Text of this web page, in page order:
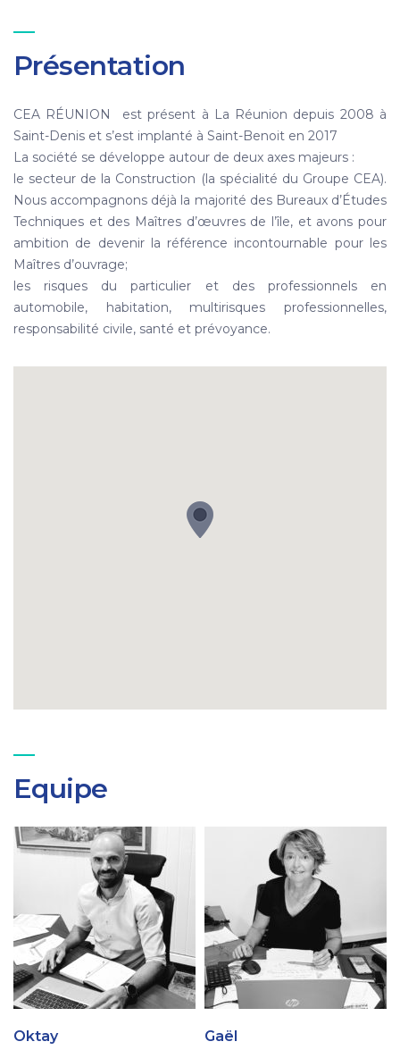
Présentation
CEA RÉUNION est présent à La Réunion depuis 2008 à
Saint-Denis et s’est implanté à Saint-Benoit en 2017
La société se développe autour de deux axes majeurs :
le secteur de la Construction (la spécialité du Groupe CEA).
Nous accompagnons déjà la majorité des Bureaux d’Études
Techniques et des Maîtres d’œuvres de l’île, et avons pour
ambition de devenir la référence incontournable pour les
Maîtres d’ouvrage;
les risques du particulier et des professionnels en
automobile, habitation, multirisques professionnelles,
responsabilité civile, santé et prévoyance.
Equipe
Oktay
Gaël